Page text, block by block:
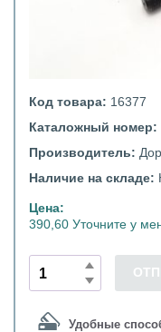
Код товара: 16377
Каталожный номер:
Производитель:
Наличие на складе:
Цена:
390,60 Уточните у
Удобные